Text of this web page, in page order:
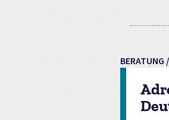
BERATUNG